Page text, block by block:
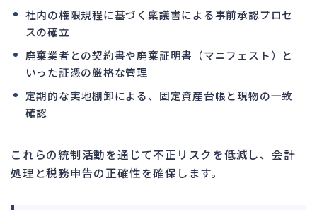
社内の権限規程に基づく稟議書による事前承認プロセ
スの確立
廃棄業者との契約書や廃棄証明書（マニフェスト）と
いった証憑の厳格な管理
定期的な実地棚卸による、固定資産台帳と現物の一致
確認
これらの統制活動を通じて不正リスクを低減し、会計
処理と税務申告の正確性を確保します。